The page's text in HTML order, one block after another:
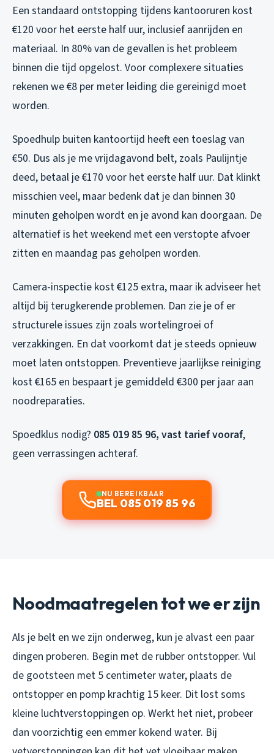
Een standaard ontstopping tijdens kantooruren kost
€120 voor het eerste half uur, inclusief aanrijden en
materiaal. In 80% van de gevallen is het probleem
binnen die tijd opgelost. Voor complexere situaties
rekenen we €8 per meter leiding die gereinigd moet
worden.
Spoedhulp buiten kantoortijd heeft een toeslag van
€50. Dus als je me vrijdagavond belt, zoals Paulijntje
deed, betaal je €170 voor het eerste half uur. Dat klinkt
misschien veel, maar bedenk dat je dan binnen 30
minuten geholpen wordt en je avond kan doorgaan. De
alternatief is het weekend met een verstopte afvoer
zitten en maandag pas geholpen worden.
Camera-inspectie kost €125 extra, maar ik adviseer het
altijd bij terugkerende problemen. Dan zie je of er
structurele issues zijn zoals wortelingroei of
verzakkingen. En dat voorkomt dat je steeds opnieuw
moet laten ontstoppen. Preventieve jaarlijkse reiniging
kost €165 en bespaart je gemiddeld €300 per jaar aan
noodreparaties.
Spoedklus nodig? 085 019 85 96, vast tarief vooraf,
geen verrassingen achteraf.
NU BEREIKBAAR
BEL 085 019 85 96
Noodmaatregelen tot we er zijn
Als je belt en we zijn onderweg, kun je alvast een paar
dingen proberen. Begin met de rubber ontstopper. Vul
de gootsteen met 5 centimeter water, plaats de
ontstopper en pomp krachtig 15 keer. Dit lost soms
kleine luchtverstoppingen op. Werkt het niet, probeer
dan voorzichtig een emmer kokend water. Bij